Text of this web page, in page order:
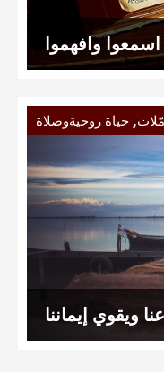
اسمعوا وافهموا
, حياة روحيةوصلاة
ويقوي إيماننا